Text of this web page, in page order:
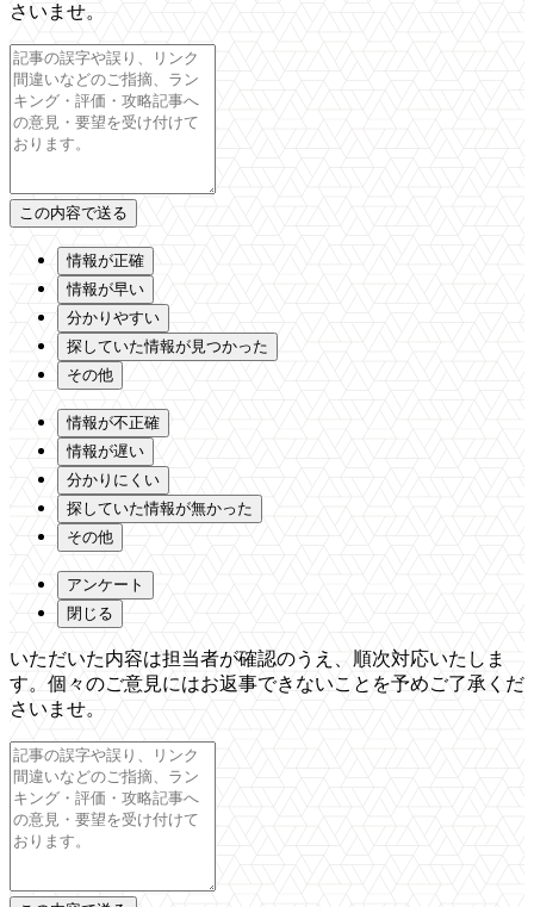
さいませ。
情報が正確
情報が早い
分かりやすい
探していた情報が見つかった
その他
情報が不正確
情報が遅い
分かりにくい
探していた情報が無かった
その他
アンケート
閉じる
いただいた内容は担当者が確認のうえ、順次対応いたしま
す。個々のご意見にはお返事できないことを予めご了承くだ
さいませ。